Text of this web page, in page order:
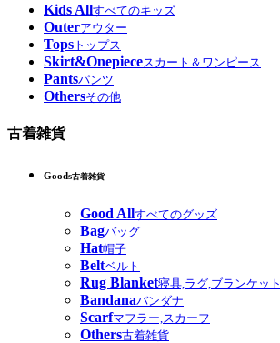
Kids Allすべてのキッズ
Outerアウター
Tops トップス
Skirt&Onepieceスカート＆ワンピース
Pantsパンツ
Othersその他
古着雑貨
Goods古着雑貨
Good Allすべてのグッズ
Bagバッグ
Hat帽子
Beltベルト
Rug Blanket寝具,ラグ,ブランケット
Bandanaバンダナ
Scarfマフラー,スカーフ
Others古着雑貨